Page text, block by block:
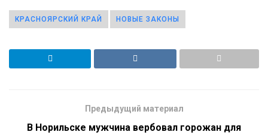
КРАСНОЯРСКИЙ КРАЙ НОВЫЕ ЗАКОНЫ
Предыдущий материал
В Норильске мужчина вербовал горожан для